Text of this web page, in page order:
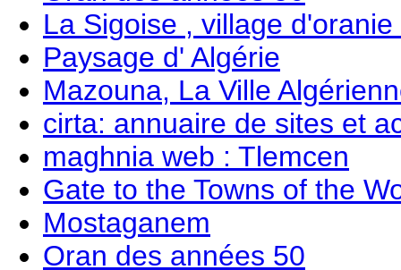
La Sigoise , village
Paysage d' Algérie
Mazouna, La Ville
cirta: annuaire de sites et
maghnia web : Tlemcen
Gate to the Towns of the
Mostaganem
Oran des années 50